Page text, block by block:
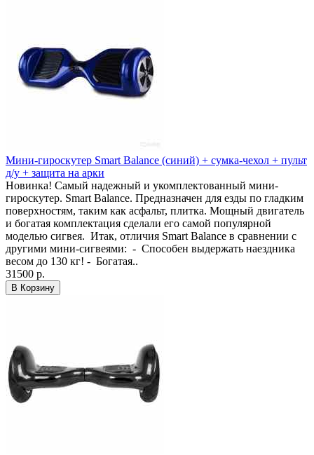
Мини-гироскутер Smart Balance (синий) + сумка-чехол + пульт
д/у + защита на арки
Новинка! Самый надежный и укомплектованный мини-
гироскутер. Smart Balance. Предназначен для езды по гладким
поверхностям, таким как асфальт, плитка. Мощный двигатель
и богатая комплектация сделали его самой популярной
моделью сигвея. Итак, отличия Smart Balance в сравнении с
другими мини-сигвеями: - Способен выдержать наездника
весом до 130 кг! - Богатая..
31500 р.
В Корзину